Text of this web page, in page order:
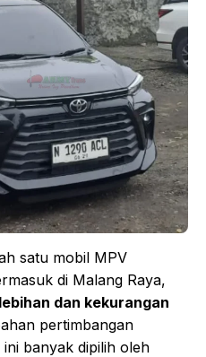
satu mobil MPV
di Malang Raya,
dan kekurangan
pertimbangan
banyak dipilih oleh